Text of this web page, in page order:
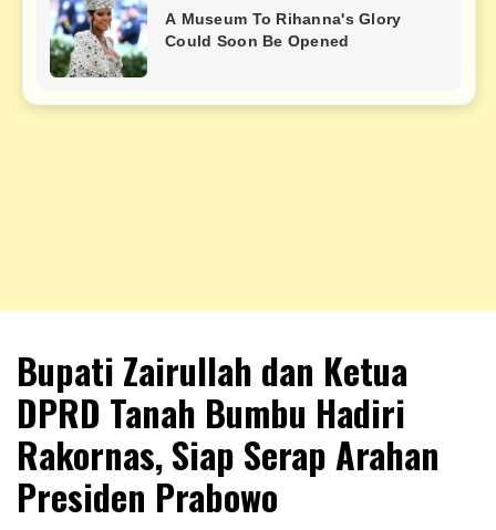
NKRIPOST
Bupati Zairullah dan Ketua
DPRD Tanah Bumbu Hadiri
Rakornas, Siap Serap Arahan
Presiden Prabowo